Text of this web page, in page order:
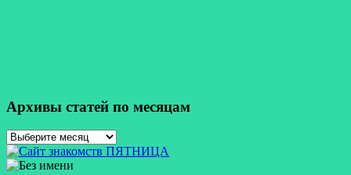
Архивы статей по месяцам
Архивы
статей
по